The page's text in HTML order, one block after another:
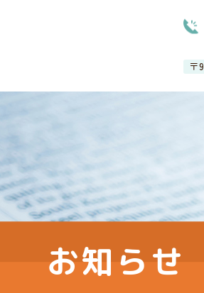
〒
お知らせ